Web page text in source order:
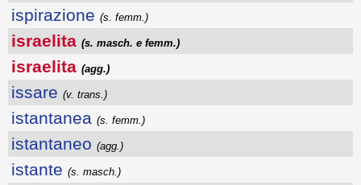
ispirazione (s. femm.)
israelita (s. masch. e femm.)
israelita (agg.)
issare (v. trans.)
istantanea (s. femm.)
istantaneo (agg.)
istante (s. masch.)